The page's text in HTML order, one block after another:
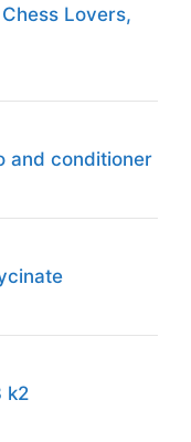
Lovers,
and conditioner
k2